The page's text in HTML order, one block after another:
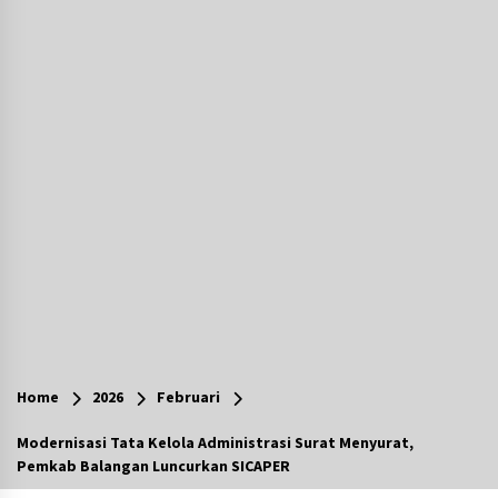
Balangan Boyong Trofi Juara Pertama Lomba
B2SA Kalsel
Tingkatkan SDM Lokal, BIS Group Luncurkan
Program Pelatihan Operator Alat Berat GTO
Home 2026 Februari
Modernisasi Tata Kelola Administrasi Surat Menyurat,
Pemkab Balangan Luncurkan SICAPER